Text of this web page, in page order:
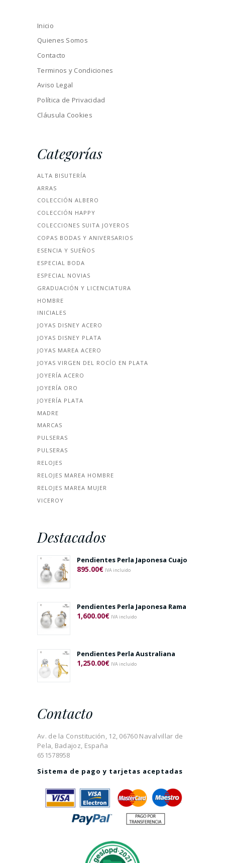
Inicio
Quienes Somos
Contacto
Terminos y Condiciones
Aviso Legal
Política de Privacidad
Cláusula Cookies
Categorías
ALTA BISUTERÍA
ARRAS
COLECCIÓN ALBERO
COLECCIÓN HAPPY
COLECCIONES SUITA JOYEROS
COPAS BODAS Y ANIVERSARIOS
ESENCIA Y SUEÑOS
ESPECIAL BODA
ESPECIAL NOVIAS
GRADUACIÓN Y LICENCIATURA
HOMBRE
INICIALES
JOYAS DISNEY ACERO
JOYAS DISNEY PLATA
JOYAS MAREA ACERO
JOYAS VIRGEN DEL ROCÍO EN PLATA
JOYERÍA ACERO
JOYERÍA ORO
JOYERÍA PLATA
MADRE
MARCAS
PULSERAS
PULSERAS
RELOJES
RELOJES MAREA HOMBRE
RELOJES MAREA MUJER
VICEROY
Destacados
Pendientes Perla Japonesa Cuajo
895.00€ IVA incluido
Pendientes Perla Japonesa Rama
1,600.00€ IVA incluido
Pendientes Perla Australiana
1,250.00€ IVA incluido
Contacto
Av. de la Constitución, 12, 06760 Navalvillar de
Pela, Badajoz, España
651578958
Sistema de pago y tarjetas aceptadas